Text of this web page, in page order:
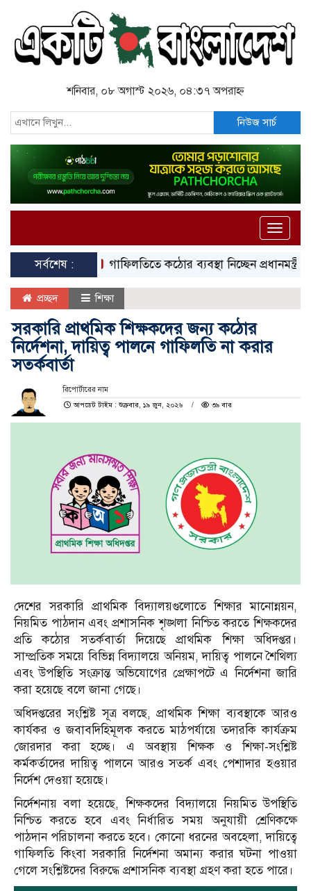
শনিবার, ০৮ অগাস্ট ২০২৬, ০৪:৩৭ অপরাহ্ন
নিউজ সার্চ
Toggle
সর্বশেষ :
গাফিলতিতে কঠোর ব্যবস্থা নিচ্ছেন প্রধানমন্ত্রী: রিজভী
প্রচ্ছদ শিক্ষা
সরকারি প্রাথমিক শিক্ষকদের জন্য কঠোর
নির্দেশনা, দায়িত্ব পালনে গাফিলতি না করার
সতর্কবার্তা
রিপোর্টারের নাম
আপডেট টাইম : শুক্রবার, ১৯ জুন, ২০২৬
৩৯ বার
দেশের সরকারি প্রাথমিক বিদ্যালয়গুলোতে শিক্ষার মানোন্নয়ন,
নিয়মিত পাঠদান এবং প্রশাসনিক শৃঙ্খলা নিশ্চিত করতে শিক্ষকদের
প্রতি কঠোর সতর্কবার্তা দিয়েছে প্রাথমিক শিক্ষা অধিদপ্তর।
সাম্প্রতিক সময়ে বিভিন্ন বিদ্যালয়ে অনিয়ম, দায়িত্ব পালনে শৈথিল্য
এবং উপস্থিতি সংক্রান্ত অভিযোগের প্রেক্ষাপটে এ নির্দেশনা জারি
করা হয়েছে বলে জানা গেছে।
অধিদপ্তরের সংশ্লিষ্ট সূত্র বলছে, প্রাথমিক শিক্ষা ব্যবস্থাকে আরও
কার্যকর ও জবাবদিহিমূলক করতে মাঠপর্যায়ে তদারকি কার্যক্রম
জোরদার করা হচ্ছে। এ অবস্থায় শিক্ষক ও শিক্ষা-সংশ্লিষ্ট
কর্মকর্তাদের দায়িত্ব পালনে আরও সতর্ক এবং পেশাদার হওয়ার
নির্দেশ দেওয়া হয়েছে।
নির্দেশনায় বলা হয়েছে, শিক্ষকদের বিদ্যালয়ে নিয়মিত উপস্থিতি
নিশ্চিত করতে হবে এবং নির্ধারিত সময় অনুযায়ী শ্রেণিকক্ষে
পাঠদান পরিচালনা করতে হবে। কোনো ধরনের অবহেলা, দায়িত্বে
গাফিলতি কিংবা সরকারি নির্দেশনা অমান্য করার ঘটনা পাওয়া
গেলে সংশ্লিষ্টদের বিরুদ্ধে প্রশাসনিক ব্যবস্থা গ্রহণ করা হতে পারে।